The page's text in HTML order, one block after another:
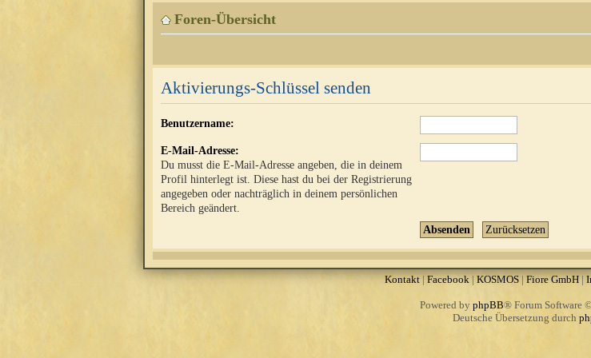
Foren-Übersicht
Aktivierungs-Schlüssel senden
Benutzername:
E-Mail-Adresse:
Du musst die E-Mail-Adresse angeben, die in deinem
Profil hinterlegt ist. Diese hast du bei der Registrierung
angegeben oder nachträglich in deinem persönlichen
Bereich geändert.
Kontakt|Facebook | KOSMOS| Fiore GmbH|
Powered by phpBB® Forum Software
Deutsche Übersetzung durch